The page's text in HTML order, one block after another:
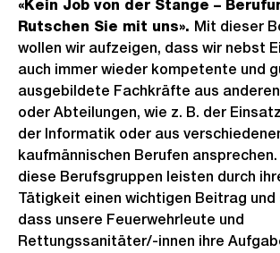
«Kein Job von der Stange –
Rutschen Sie mit uns». Mit dieser
wollen wir aufzeigen, dass wir nebst
auch immer wieder kompetente und
ausgebildete Fachkräfte aus
oder Abteilungen, wie z. B. der
der Informatik oder aus
kaufmännischen Berufen ansprechen.
diese Berufsgruppen leisten durch
Tätigkeit einen wichtigen Beitrag und
dass unsere Feuerwehrleute und
Rettungssanitäter/-innen ihre